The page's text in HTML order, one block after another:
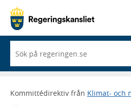
du
börjar
skriva
framträder
Kommittédirektiv från Klimat- och